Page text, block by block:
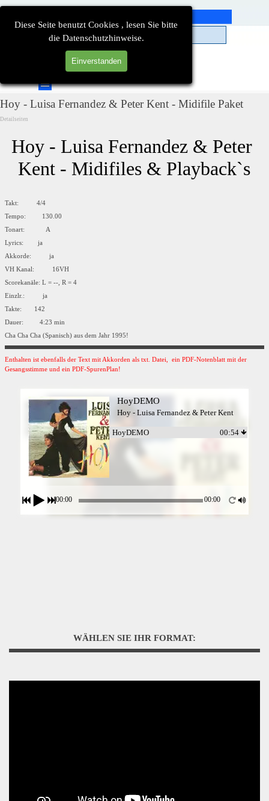
Diese Seite benutzt Cookies , lesen Sie bitte
die Datenschutzhinweise.
Einverstanden
Direkt zum Seiteninhalt
Menü überspringen
Hoy - Luisa Fernandez & Peter Kent - Midifile Paket
Detailseiten
Hoy - Luisa Fernandez & Peter
Kent - Midifiles & Playback`s
Takt: 4/4
Tempo: 130.00
Tonart: A
Lyrics: ja
Akkorde: ja
VH Kanal: 16VH
Scorekanäle: L = --, R = 4
Einzlr.: ja
Takte: 142
Dauer: 4:23 min
Cha Cha Cha (Spanisch) aus dem Jahr 1995!
Enthalten ist ebenfalls der Text mit Akkorden als txt. Datei, ein PDF-Notenblatt mit der
Gesangsstimme und ein PDF-SpurenPlan!
HoyDEMO
Hoy - Luisa Fernandez & Peter Kent
HoyDEMO 00:54
00:00 00:00
WÄHLEN SIE IHR FORMAT: